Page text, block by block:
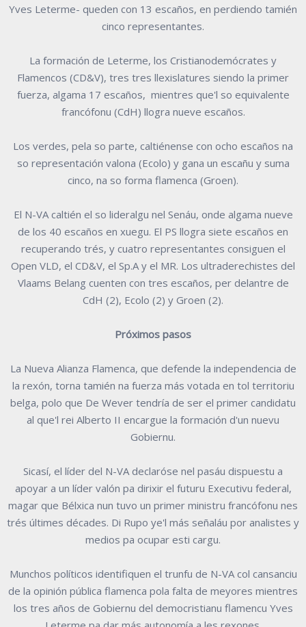
Yves Leterme- queden con 13 escaños, en perdiendo tamién
cinco representantes.
La formación de Leterme, los Cristianodemócrates y
Flamencos (CD&V), tres tres llexislatures siendo la primer
fuerza, algama 17 escaños, mientres que'l so equivalente
francófonu (CdH) llogra nueve escaños.
Los verdes, pela so parte, caltiénense con ocho escaños na
so representación valona (Ecolo) y gana un escañu y suma
cinco, na so forma flamenca (Groen).
El N-VA caltién el so lideralgu nel Senáu, onde algama nueve
de los 40 escaños en xuegu. El PS llogra siete escaños en
recuperando trés, y cuatro representantes consiguen el
Open VLD, el CD&V, el Sp.A y el MR. Los ultraderechistes del
Vlaams Belang cuenten con tres escaños, per delantre de
CdH (2), Ecolo (2) y Groen (2).
Próximos pasos
La Nueva Alianza Flamenca, que defende la independencia de
la rexón, torna tamién na fuerza más votada en tol territoriu
belga, polo que De Wever tendría de ser el primer candidatu
al que'l rei Alberto II encargue la formación d'un nuevu
Gobiernu.
Sicasí, el líder del N-VA declaróse nel pasáu dispuestu a
apoyar a un líder valón pa dirixir el futuru Executivu federal,
magar que Bélxica nun tuvo un primer ministru francófonu nes
trés últimes décades. Di Rupo ye'l más señaláu por analistes y
medios pa ocupar esti cargu.
Munchos políticos identifiquen el trunfu de N-VA col cansanciu
de la opinión pública flamenca pola falta de meyores mientres
los tres años de Gobiernu del democristianu flamencu Yves